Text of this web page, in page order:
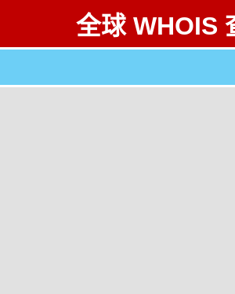
全球 WHOIS